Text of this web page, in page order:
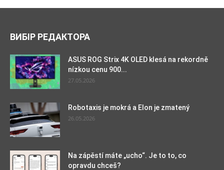
ВИБІР РЕДАКТОРА
ASUS ROG Strix 4K OLED klesá na rekordně
nízkou cenu 900...
27.05.2026
Robotaxis je mokrá a Elon je zmatený
26.05.2026
Na zápěstí máte „ucho“. Je to to, co
opravdu chceš?